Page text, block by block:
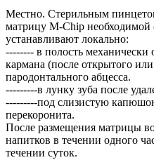
Местно. Стерильным
матрицу M-Chip
устанавливают локально:
-------- в полость механически
кармана (после открытого
пародонтального абцесса.
---------в лунку зуба после
---------под слизистую
перекоронита.
После размещения матрицы
напитков в течении одного
течении суток.